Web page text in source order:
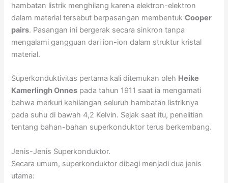
hambatan listrik menghilang karena elektron-elektron
dalam material tersebut berpasangan membentukCooper
pairs. Pasangan ini bergerak secara sinkron tanpa
mengalami gangguan dari ion-ion dalam struktur kristal
material.
Superkonduktivitas pertama kali ditemukan oleh Heike
Kamerlingh Onnes pada tahun 1911 saat ia mengamati
bahwa merkuri kehilangan seluruh hambatan listriknya
pada suhu di bawah 4,2 Kelvin. Sejak saat itu, penelitian
tentang bahan-bahan superkonduktor terus berkembang.
Jenis-Jenis Superkonduktor.
Secara umum, superkonduktor dibagi menjadi dua jenis
utama: